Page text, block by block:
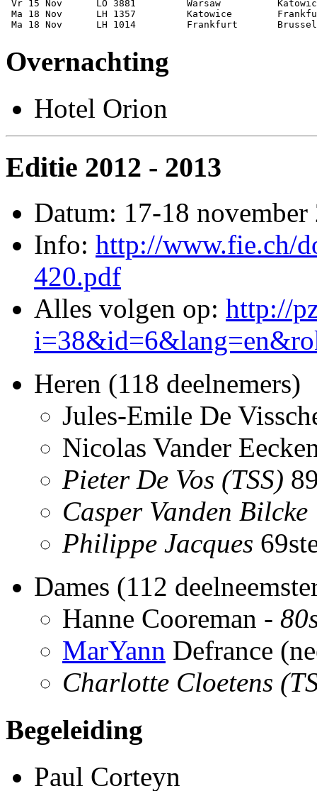
Vr 15 Nov 	LO 3881 	Warsaw 	        Katowice 	14:30 	15:20   	Economy
Ma 18 Nov 	LH 1357 	Katowice 	Frankfurt 	10:40 	12:25   	Economy
Overnachting
Hotel Orion
Editie 2012 - 2013
Datum: 17-18 november
Info: http://www.fie.ch/
420.pdf
Alles volgen op: http://
Heren (118 deelnemers)
Jules-Emile De
Nicolas Vander
Pieter De Vos (TSS)
Casper Vanden Bilcke
Philippe Jacques
Dames (112
Hanne Cooreman -
MarYann Defrance
Charlotte Cloetens
Begeleiding
Paul Corteyn